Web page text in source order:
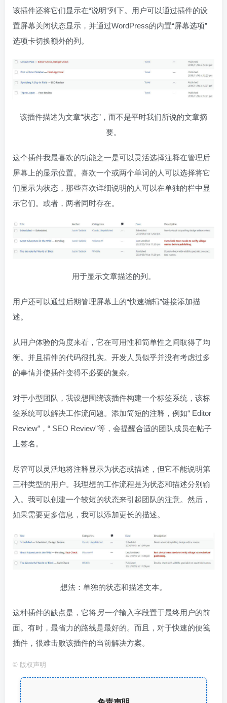
该插件还将它们显示在“说明”列下。用户可以通过插件的设
置屏幕关闭状态显示，并通过WordPress的内置“屏幕选项”
选项卡切换额外的列。
该插件描述为文章“状态”，而不是平时我们所说的文章摘
要。
这个插件我最喜欢的功能之一是可以灵活选择注释在管理后
屏幕上的显示位置。喜欢一个或两个单词的人可以选择将它
们显示为状态，那些喜欢详细说明的人可以在单独的栏中显
示它们。或者，两者同时存在。
用于显示文章描述的列。
用户还可以通过后期管理屏幕上的“快速编辑”链接添加描
述。
从用户体验的角度来看，它在可用性和简单性之间取得了均
衡。并且插件的代码很扎实。开发人员似乎并没有考虑过多
的事情并使插件变得不必要的复杂。
对于小型团队，我设想围绕该插件构建一个标签系统，该标
签系统可以解决工作流问题。添加简短的注释，例如“ Editor
Review”，“ SEO Review”等，会提醒合适的团队成员在帖子
上签名。
尽管可以灵活地将注释显示为状态或描述，但它不能说明第
三种类型的用户。我理想的工作流程是为状态和描述分别输
入。我可以创建一个较短的状态来引起团队的注意。然后，
如果需要更多信息，我可以添加更长的描述。
想法：单独的状态和描述文本。
这种插件的缺点是，它将另一个输入字段置于最终用户的前
面。有时，最省力的路线是最好的。而且，对于快速的便笺
插件，很难击败该插件的当前解决方案。
© 版权声明